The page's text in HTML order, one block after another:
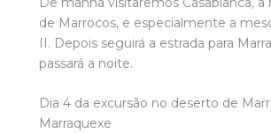
de Marrocos, e especialmente a
II. Depois seguirá a estrada para
passará a noite.
Dia 4 da excursão no deserto de
Marraquexe